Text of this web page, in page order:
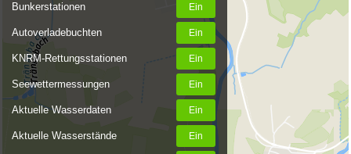
Bunkerstationen
Autoverladebuchten
KNRM-Rettungsstationen
Seewettermessungen
Aktuelle Wasserdaten
Aktuelle Wasserstände